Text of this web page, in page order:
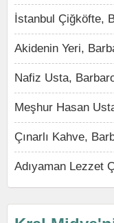
İstanbul Çiğköfte,
Akidenin Yeri,
Nafiz Usta,
Meşhur Hasan
Çınarlı Kahve,
Adıyaman Lezzet